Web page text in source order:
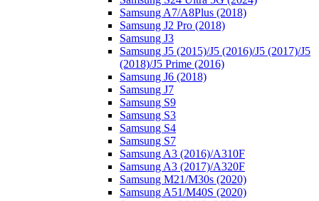
Samsung A7/A8Plus (2018)
Samsung J2 Pro (2018)
Samsung J3
Samsung J5 (2015)/J5 (2016)/J5 (2017)/J5
(2018)/J5 Prime (2016)
Samsung J6 (2018)
Samsung J7
Samsung S9
Samsung S3
Samsung S4
Samsung S7
Samsung A3 (2016)/A310F
Samsung A3 (2017)/A320F
Samsung M21/M30s (2020)
Samsung A51/M40S (2020)